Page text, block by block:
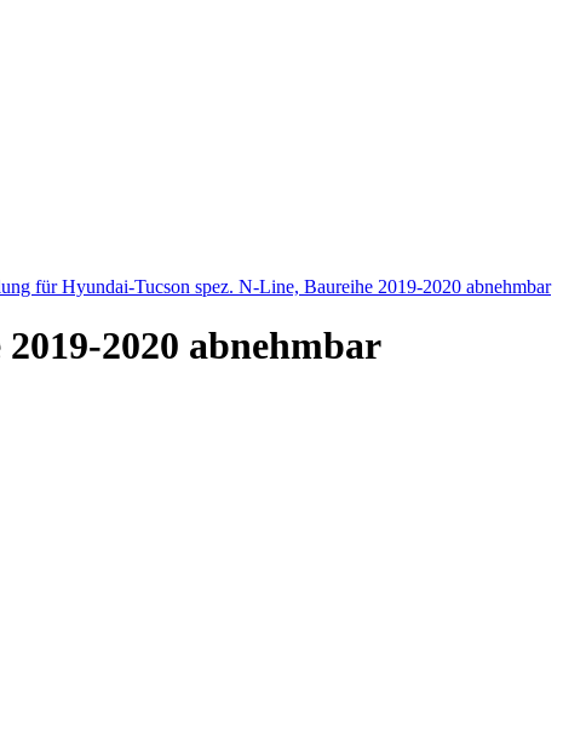
für Hyundai-Tucson spez. N-Line, Baureihe 2019-2020 abnehmbar
2020 abnehmbar